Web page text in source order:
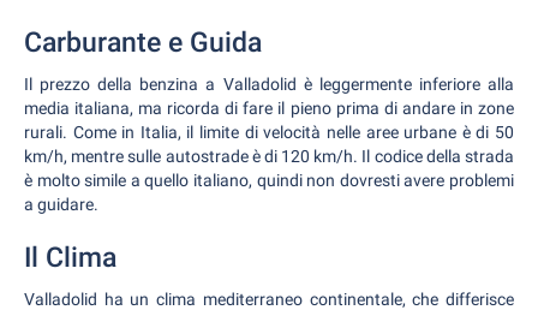
Carburante e Guida
Il prezzo della benzina a Valladolid è leggermente inferiore alla
media italiana, ma ricorda di fare il pieno prima di andare in zone
rurali. Come in Italia, il limite di velocità nelle aree urbane è di 50
km/h, mentre sulle autostrade è di 120 km/h. Il codice della strada
è molto simile a quello italiano, quindi non dovresti avere problemi
a guidare.
Il Clima
Valladolid ha un clima mediterraneo continentale, che differisce